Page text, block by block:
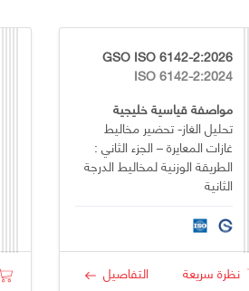
GSO ISO 6142-2:2026
ISO 6142-2:2024
مواصفة قياسية خليجية
تحليل الغاز- تحضير مخاليط
غازات المعايرة – الجزء الثاني :
الطريقة الوزنية لمخاليط الدرجة
الثانية
نظرة سريعة التفاصيل